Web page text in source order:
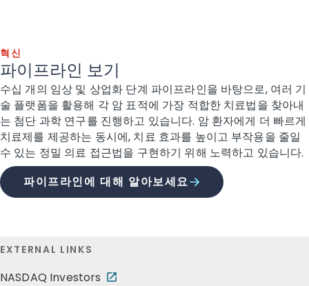
혁신
파이프라인 보기
수십 개의 임상 및 상업화 단계 파이프라인을 바탕으로, 여러 기
술 플랫폼을 활용해 각 암 표적에 가장 적합한 치료법을 찾아내
는 첨단 과학 연구를 진행하고 있습니다. 암 환자에게 더 빠르게
치료제를 제공하는 동시에, 치료 효과를 높이고 부작용을 줄일
수 있는 정밀 의료 접근법을 구현하기 위해 노력하고 있습니다.
파이프라인에 대해 알아보세요
EXTERNAL LINKS
NASDAQ Investors